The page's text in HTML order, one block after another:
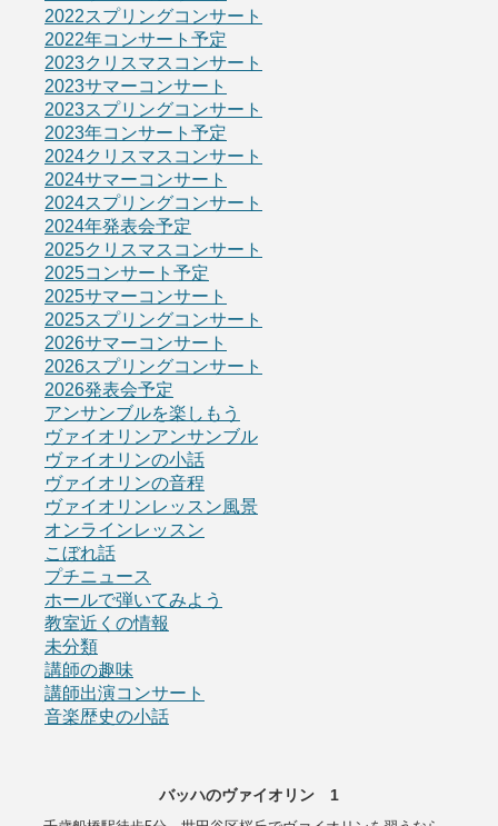
2022スプリングコンサート
2022年コンサート予定
2023クリスマスコンサート
2023サマーコンサート
2023スプリングコンサート
2023年コンサート予定
2024クリスマスコンサート
2024サマーコンサート
2024スプリングコンサート
2024年発表会予定
2025クリスマスコンサート
2025コンサート予定
2025サマーコンサート
2025スプリングコンサート
2026サマーコンサート
2026スプリングコンサート
2026発表会予定
アンサンブルを楽しもう
ヴァイオリンアンサンブル
ヴァイオリンの小話
ヴァイオリンの音程
ヴァイオリンレッスン風景
オンラインレッスン
こぼれ話
プチニュース
ホールで弾いてみよう
教室近くの情報
未分類
講師の趣味
講師出演コンサート
音楽歴史の小話
バッハのヴァイオリン 1